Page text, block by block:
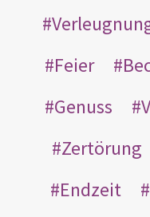
Feier
Genuss
Zertörung
Endzeit